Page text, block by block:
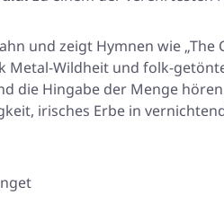
und zeigt Hymnen wie
Wildheit und folk-
die Hingabe der Menge
irisches Erbe in